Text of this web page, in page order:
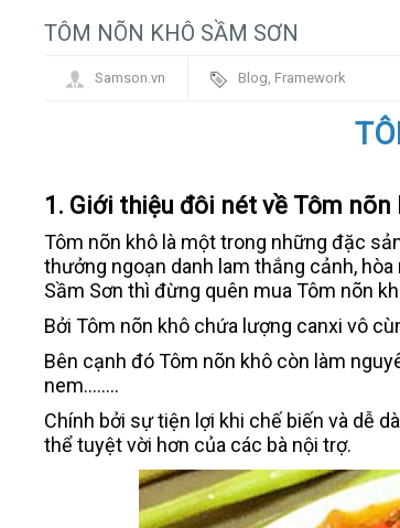
TÔM NÕN KHÔ SẦM SƠN
Samson.vn Blog, Framework
1. Giới thiệu đôi nét về Tôm nõn
Tôm nõn khô là một trong những đặc
thưởng ngoạn danh lam thắng cảnh,
Sầm Sơn thì đừng quên mua Tôm nõn
Bởi Tôm nõn khô chứa lượng canxi vô
Bên cạnh đó Tôm nõn khô còn làm
nem........
Chính bởi sự tiện lợi khi chế biến và dễ
thể tuyệt vời hơn của các bà nội trợ.